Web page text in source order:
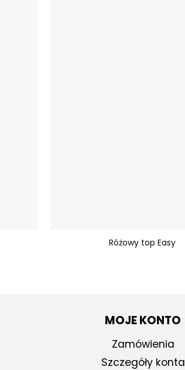
Różowy top Easy
MOJE KONTO
Zamówienia
Szczegóły konta